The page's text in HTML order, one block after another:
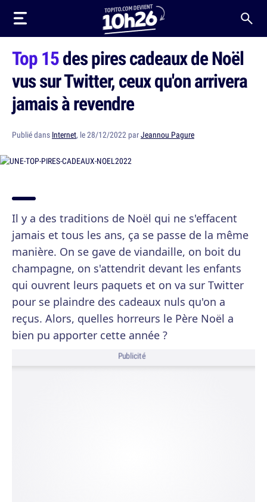
Top 15des pires cadeaux de Noël
vus sur Twitter, ceux qu'on arrivera
jamais à revendre
Publié dans Internet, le 28/12/2022 parJeannou Pagure
Il y a des traditions de Noël qui ne s'effacent
jamais et tous les ans, ça se passe de la même
manière. On se gave de viandaille, on boit du
champagne, on s'attendrit devant les enfants
qui ouvrent leurs paquets et on va sur Twitter
pour se plaindre des cadeaux nuls qu'on a
reçus. Alors, quelles horreurs le Père Noël a
bien pu apporter cette année ?
Publicité